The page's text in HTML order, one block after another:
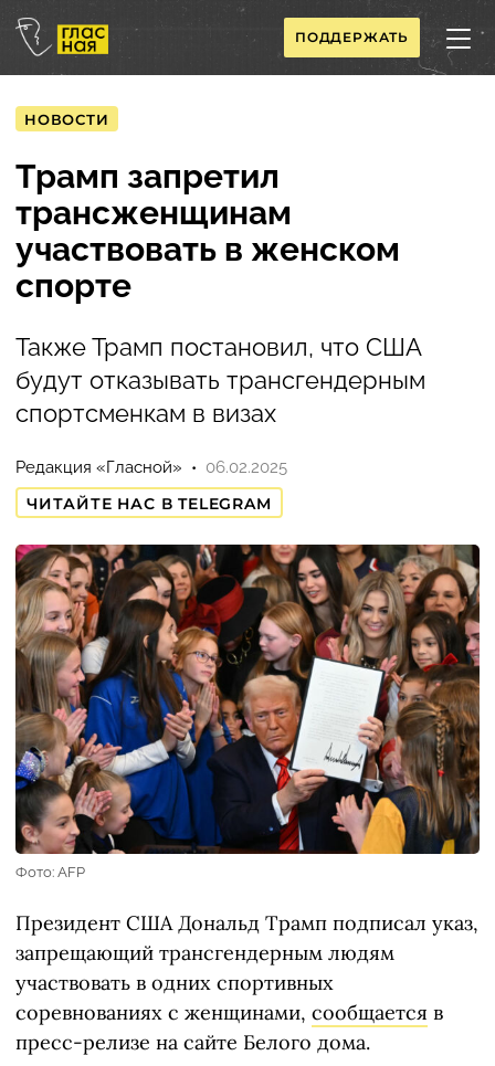
ПОДДЕРЖАТЬ
НОВОСТИ
Трамп запретил
трансженщинам
участвовать в женском
спорте
Также Трамп постановил, что США
будут отказывать трансгендерным
спортсменкам в визах
Редакция «Гласной»
06.02.2025
ЧИТАЙТЕ НАС В TELEGRAM
Фото: AFP
Президент США Дональд Трамп подписал указ,
запрещающий трансгендерным людям
участвовать в одних спортивных
соревнованиях с женщинами, сообщается в
пресс-релизе на сайте Белого дома.